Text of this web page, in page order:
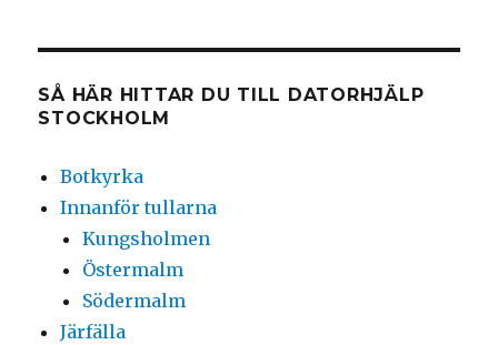
SÅ HÄR HITTAR DU TILL DATORHJÄLP
STOCKHOLM
Botkyrka
Innanför tullarna
Kungsholmen
Östermalm
Södermalm
Järfälla